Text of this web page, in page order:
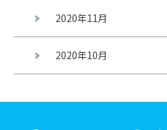
2020年11月
2020年10月